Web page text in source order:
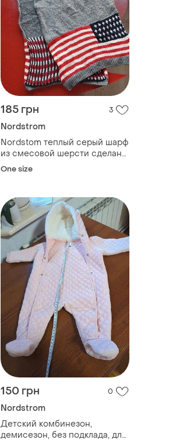
185 грн 3
Nordstrom
Nordstom теплый серый шарф
из смесовой шерсти сделано
в италии с американским
One size
150 грн 0
Nordstrom
Детский комбинезон,
демисезон, без подклада, для